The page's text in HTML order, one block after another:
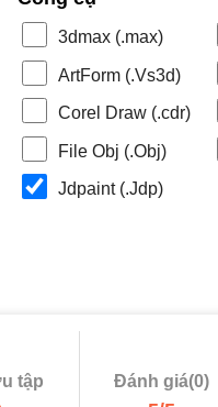
3dmax (.max)
ArtForm (.Vs3d)
Corel Draw (.cdr)
File Obj (.Obj)
Jdpaint (.Jdp)
tập Đánh giá(0)